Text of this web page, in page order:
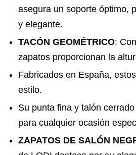
asegura un soporte óptimo,
y elegante.
TACÓN GEOMÉTRICO:
zapatos proporcionan la
Fabricados en España,
estilo.
Su punta fina y talón
para cualquier ocasión
ZAPATOS DE SALÓN